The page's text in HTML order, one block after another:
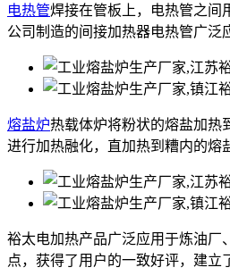
电热管焊接在管板上，电热管之间
公司制造的间接加热器电热管广泛
熔盐炉热载体炉将粉状的熔盐加热
进行加热融化，直加热到糟内的熔
裕太电加热产品广泛应用于炼油厂
点，获得了用户的一致好评，建立